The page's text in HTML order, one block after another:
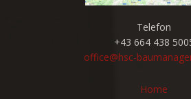
Telefon
+43 664 438
office@hsc-
Home